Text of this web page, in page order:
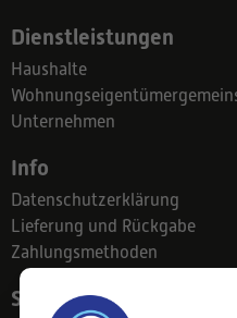
Dienstleistungen
Haushalte
Unternehmen
Info
Datenschutzerklärung
Lieferung und Rückgabe
Zahlungsmethoden
Suodatinkeskus